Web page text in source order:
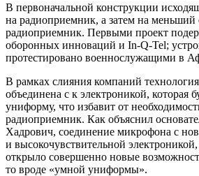
В первоначальной конструкции
на радиоприемник, а затем на
радиоприемник. Первыми проект
оборонных инноваций и In-Q-Tel;
протестировано военнослужащими в
В рамках слияния компаний
объединена с к электроникой, которая
униформу, что избавит от
радиоприемник. Как объяснил
Хадрович, соединение микрофона с
и высокочувствительной
открыло совершенно новые
то вроде «умной униформы».